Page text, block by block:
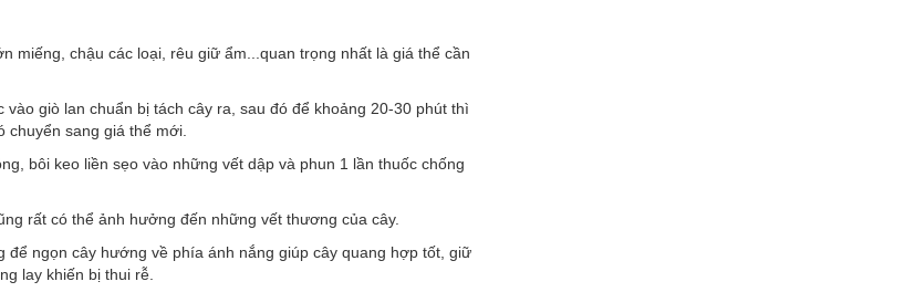
miếng, chậu các loại, rêu giữ ẩm...quan trọng nhất là giá thể cần
giò lan chuẩn bị tách cây ra, sau đó để khoảng 20-30 phút thì
sang giá thể mới.
bôi keo liền sẹo vào những vết dập và phun 1 lần thuốc chống
rất có thể ảnh hưởng đến những vết thương của cây.
ngọn cây hướng về phía ánh nắng giúp cây quang hợp tốt, giữ
lay khiến bị thui rễ.